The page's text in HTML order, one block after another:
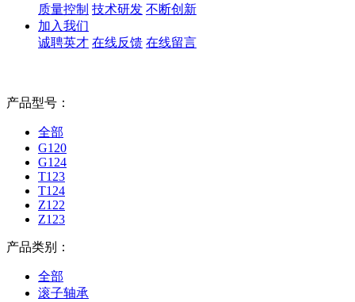
质量控制 技术研发 不断创新
加入我们
诚聘英才 在线反馈 在线留言
产品型号：
全部
G120
G124
T123
T124
Z122
Z123
产品类别：
全部
滚子轴承